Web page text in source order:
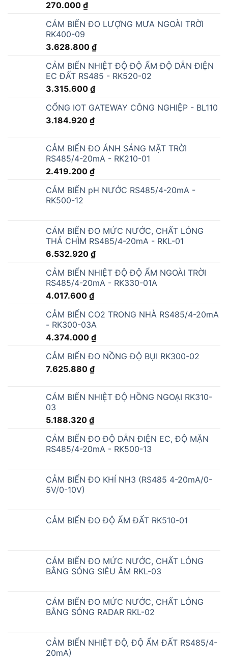
270.000 ₫
CẢM BIẾN ĐO LƯỢNG MƯA NGOÀI TRỜI
RK400-09
3.628.800 ₫
CẢM BIẾN NHIỆT ĐỘ ĐỘ ẨM ĐỘ DẪN ĐIỆN
EC ĐẤT RS485 - RK520-02
3.315.600 ₫
CỔNG IOT GATEWAY CÔNG NGHIỆP - BL110
3.184.920 ₫
CẢM BIẾN ĐO ÁNH SÁNG MẶT TRỜI
RS485/4-20mA - RK210-01
2.419.200 ₫
CẢM BIẾN pH NƯỚC RS485/4-20mA -
RK500-12
CẢM BIẾN ĐO MỨC NƯỚC, CHẤT LỎNG
THẢ CHÌM RS485/4-20mA - RKL-01
6.532.920 ₫
CẢM BIẾN NHIỆT ĐỘ ĐỘ ẨM NGOÀI TRỜI
RS485/4-20mA - RK330-01A
4.017.600 ₫
CẢM BIẾN CO2 TRONG NHÀ RS485/4-20mA
- RK300-03A
4.374.000 ₫
CẢM BIẾN ĐO NỒNG ĐỘ BỤI RK300-02
7.625.880 ₫
CẢM BIẾN NHIỆT ĐỘ HỒNG NGOẠI RK310-
03
5.188.320 ₫
CẢM BIẾN ĐO ĐỘ DẪN ĐIỆN EC, ĐỘ MẶN
RS485/4-20mA - RK500-13
CẢM BIẾN ĐO KHÍ NH3 (RS485 4-20mA/0-
5V/0-10V)
CẢM BIẾN ĐO ĐỘ ẨM ĐẤT RK510-01
CẢM BIẾN ĐO MỨC NƯỚC, CHẤT LỎNG
BẰNG SÓNG SIÊU ÂM RKL-03
CẢM BIẾN ĐO MỨC NƯỚC, CHẤT LỎNG
BẰNG SÓNG RADAR RKL-02
CẢM BIẾN NHIỆT ĐỘ, ĐỘ ẨM ĐẤT RS485/4-
20mA)